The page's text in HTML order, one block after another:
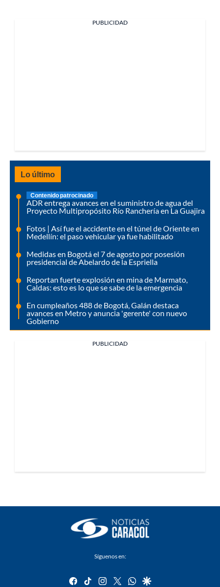
PUBLICIDAD
Lo último
Contenido patrocinado
ADR entrega avances en el suministro de agua del
Proyecto Multipropósito Río Ranchería en La Guajira
Fotos | Así fue el accidente en el túnel de Oriente en
Medellín: el paso vehicular ya fue habilitado
Medidas en Bogotá el 7 de agosto por posesión
presidencial de Abelardo de la Espriella
Reportan fuerte explosión en mina de Marmato,
Caldas: esto es lo que se sabe de la emergencia
En cumpleaños 488 de Bogotá, Galán destaca
avances en Metro y anuncia 'gerente' con nuevo
Gobierno
PUBLICIDAD
Síguenos en:
facebook
tiktok instagram
twitterwhatsapp
google